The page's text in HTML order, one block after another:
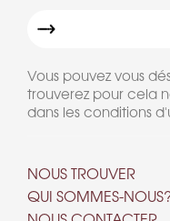
Vous pouvez vous
trouverez pour cela
dans les conditions
NOUS TROUVER
QUI SOMMES-